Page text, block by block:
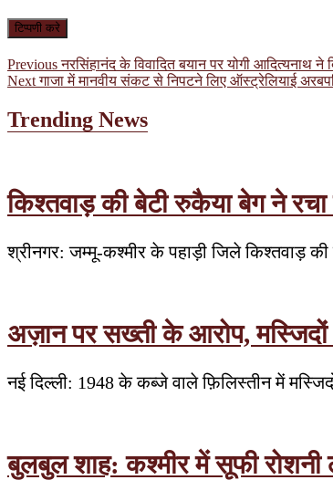
पोस्ट
नेविगेशन
PreviousPrevious
post:
नरसिंहानंद के विवादित बयान पर योगी आदित्यनाथ
NextNext
गाजा में मानवीय संकट से निपटने लिए ऑस्ट्रेलियाई
Trending News
किश्तवाड़ की बेटी रुकैया बेग ने रचा
श्रीनगर: जम्मू-कश्मीर के पहाड़ी जिले किश्तवाड़
अज़ान पर सख्ती के आरोप,
नई दिल्ली: 1948 के कब्जे वाले फ़िलिस्तीन में
बुलबुल शाह: कश्मीर में सूफी